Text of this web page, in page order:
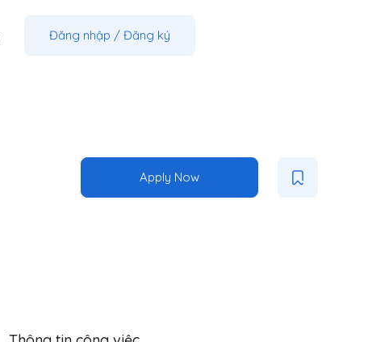
Đăng nhập / Đăng ký
Apply Now